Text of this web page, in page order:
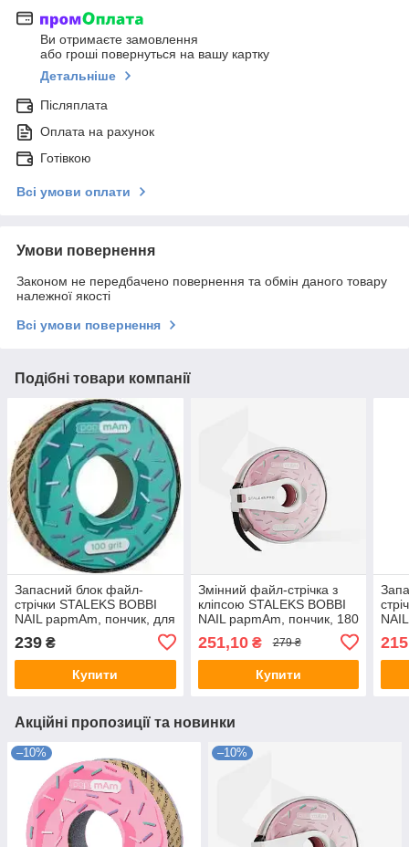
Ви отримаєте замовлення
або гроші повернуться на вашу картку
Детальніше
Післяплата
Оплата на рахунок
Готівкою
Всі умови оплати
Умови повернення
Законом не передбачено повернення та обмін даного товару
належної якості
Всі умови повернення
Подібні товари компанії
Запасний блок файл-
стрічки STALEKS BOBBI
NAIL papmAm, пончик, для
100
239 ₴
Купити
Змінний файл-стрічка з
кліпсою STALEKS BOBBI
NAIL papmAm, пончик, 180
251,10₴ 279 ₴
Купити
180
Акційні пропозиції та новинки
–10% –10%